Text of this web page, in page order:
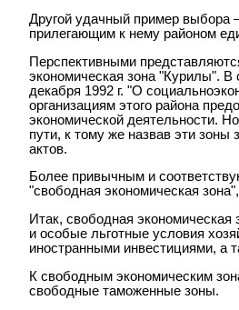
Другой удачный пример выбора
прилегающим к нему районом
Перспективными
экономическая зона "Курилы". В
декабря 1992 г. "О
организациям этого района
экономической деятельности.
пути, к тому же назвав эти зоны
актов.
Более привычным и
"свободная экономическая
Итак, свободная
и особые льготные условия
иностранными инвестициями, а
К свободным экономическим
свободные таможенные зоны.